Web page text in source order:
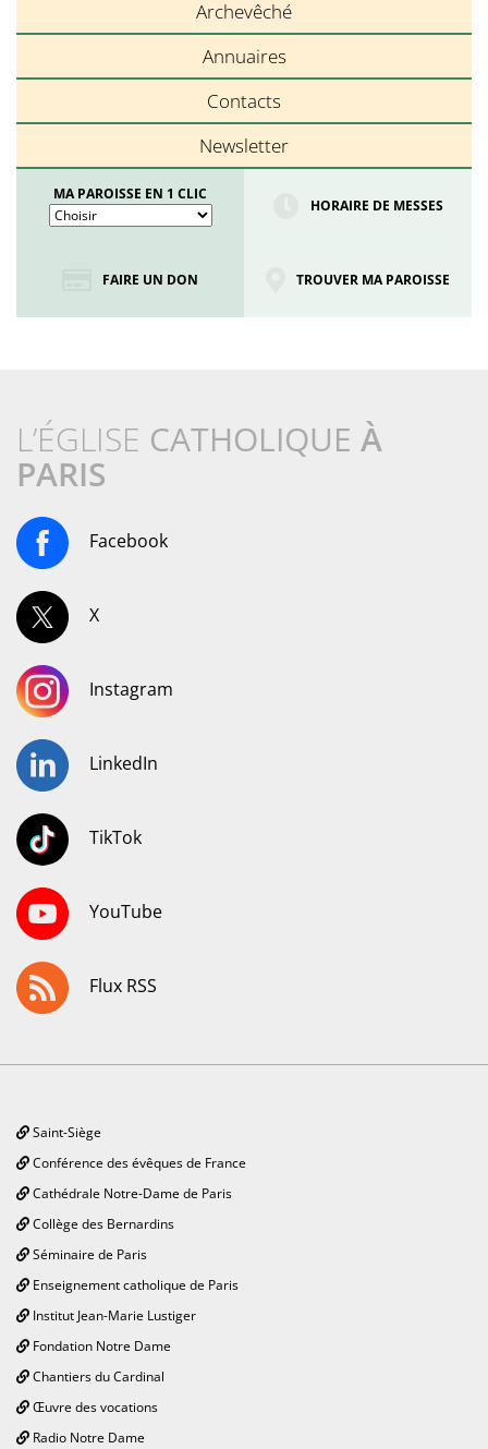
Archevêché
Annuaires
Contacts
Newsletter
MA PAROISSE EN 1 CLIC
HORAIRE DE MESSES
FAIRE UN DON TROUVER MA PAROISSE
L’ÉGLISE CATHOLIQUE À
PARIS
Facebook
X
Instagram
LinkedIn
TikTok
YouTube
Flux RSS
Saint-Siège
Conférence des évêques de France
Cathédrale Notre-Dame de Paris
Collège des Bernardins
Séminaire de Paris
Enseignement catholique de Paris
Institut Jean-Marie Lustiger
Fondation Notre Dame
Chantiers du Cardinal
Œuvre des vocations
Radio Notre Dame